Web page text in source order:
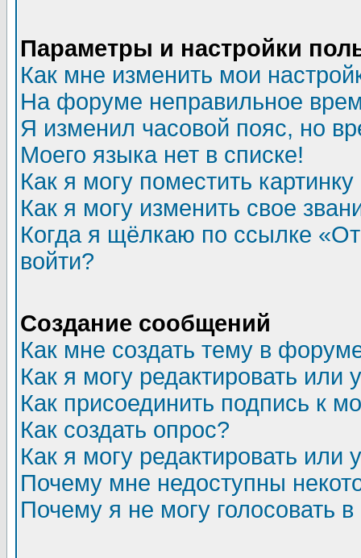
Параметры и настройки
Как мне изменить мои
На форуме неправильное
Я изменил часовой пояс, но
Моего языка нет в списке!
Как я могу поместить
Как я могу изменить свое
Когда я щёлкаю по ссылке
войти?
Создание сообщений
Как мне создать тему в
Как я могу редактировать или
Как присоединить подпись к
Как создать опрос?
Как я могу редактировать или
Почему мне недоступны
Почему я не могу голосовать